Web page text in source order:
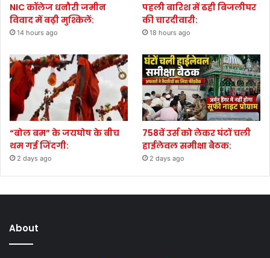
NIC कॉलेज धनौरी जमीन
विवाद में बढ़ी मुश्किलें:
14 hours ago
पहली बारिश में ढही बिजलीघर
की चारदीवारी:
18 hours ago
“बोल बम” के जयघोष के बीच
थम गई जिंदगी:
2 days ago
758वें उर्स को लेकर घंटों चली
हाईलेवल समीक्षा बैठक:
2 days ago
About